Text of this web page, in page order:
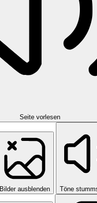
Seite vorlesen
Bilder ausblenden Töne